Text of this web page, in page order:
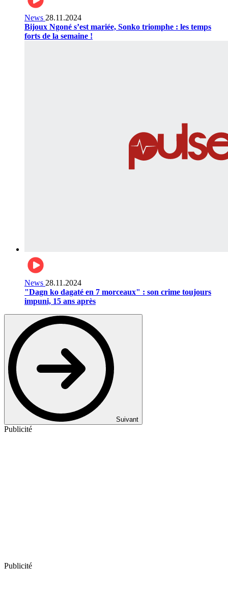
News 28.11.2024
Bijoux Ngoné s’est mariée, Sonko triomphe : les temps
forts de la semaine !
News 28.11.2024
"Dagn ko dagaté en 7 morceaux" : son crime toujours
impuni, 15 ans après
Suivant
Publicité
Publicité